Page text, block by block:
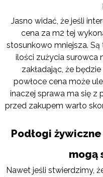
Jasno widać, że jeśli
cena za m2 tej
stosunkowo mniejsza.
ilości zużycia surowca
zakładając, że
powłoce cena może
inaczej sprawa ma się z
przed zakupem warto
Podłogi
mogą
Nawet jeśli stwierdzimy,